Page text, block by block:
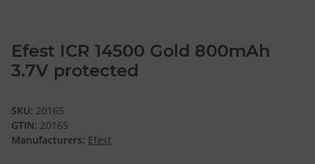
Efest ICR 14500 Gold 800mAh
3.7V protected
SKU: 20165
GTIN: 20165
Manufacturers: Efest